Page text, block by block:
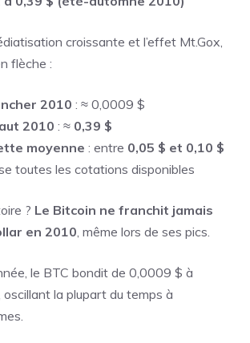
croissante et l’effet Mt.Gox,
flèche :
2010 : ≈ 0,0009 $
2010 : ≈ 0,39 $
moyenne : entre 0,05 $ et 0,10 $
toutes les cotations disponibles
? Le Bitcoin ne franchit jamais
en 2010, même lors de ses pics.
le BTC bondit de 0,0009 $ à
la plupart du temps à